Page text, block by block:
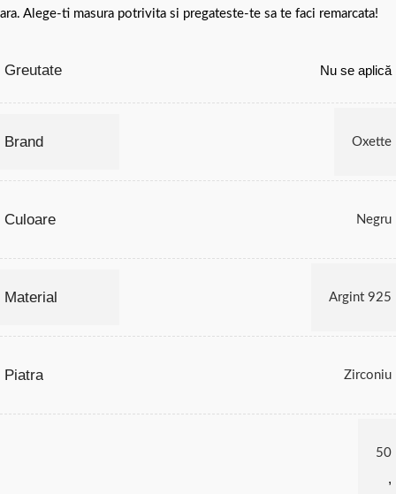
Alege-ti masura potrivita si pregateste-te sa te faci remarcata!
Greutate Nu se aplică
Brand Oxette
Culoare Negru
Material Argint 925
Piatra Zirconiu
50
,